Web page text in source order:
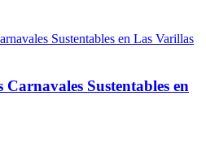
Sustentables en